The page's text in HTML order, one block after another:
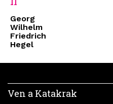
Georg
Wilhelm
Friedrich
Hegel
Ven a Katakrak